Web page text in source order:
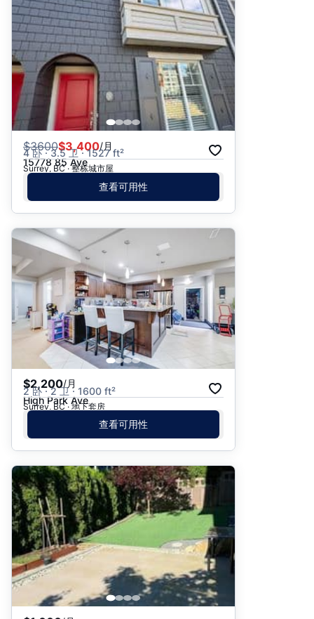
$3600$3,400/月
4 卧 · 3.5 卫 · 1527 ft²
15778 85 Ave
Surrey, BC · 整栋城市屋
查看可用性
$2,200/月
2 卧 · 2 卫 · 1600 ft²
High Park Ave
Surrey, BC · 地下套房
查看可用性